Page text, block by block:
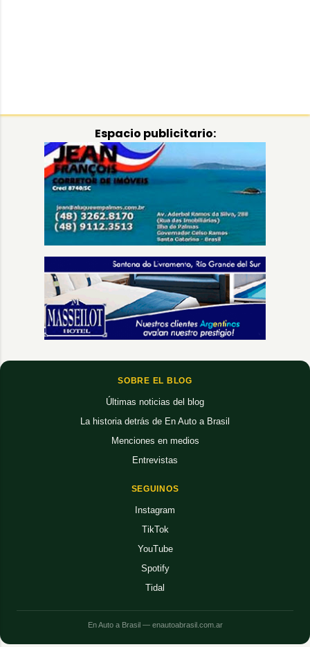
Espacio publicitario:
SOBRE EL BLOG
Últimas noticias del blog
La historia detrás de En Auto a Brasil
Menciones en medios
Entrevistas
SEGUINOS
Instagram
TikTok
YouTube
Spotify
Tidal
En Auto a Brasil — enautoabrasil.com.ar